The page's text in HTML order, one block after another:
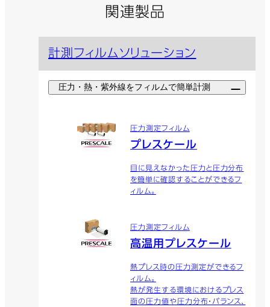
関連製品
計測フィルムソリューション
圧力・熱・紫外線をフィルムで簡単計測
圧力測定フィルム
プレスケール
目に見えなかった圧力と圧力分布
を簡単に確認することができるフ
ィルム。
圧力測定フィルム
高温用プレスケール
熱プレス時の圧力測定ができるフ
ィルム。
熱が発生する環境におけるプレス
面の圧力値や圧力分布・バランス、